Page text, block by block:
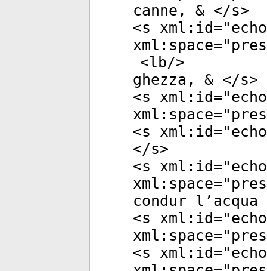
canne, & </s>
<s xml:id="
xml:space="
<lb/>
ghezza, & </s>
<s xml:id="
xml:space="
<s xml:id="
</s>
<s xml:id="
xml:space="
condur
<s xml:id="
xml:space="
<s xml:id="